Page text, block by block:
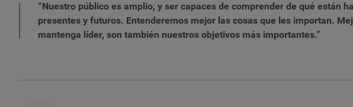
“Nuestro público es amplio, y ser capaces de comprender de qué están
presentes y futuros. Entenderemos mejor las cosas que les importan.
mantenga líder, son también nuestros objetivos más importantes.”